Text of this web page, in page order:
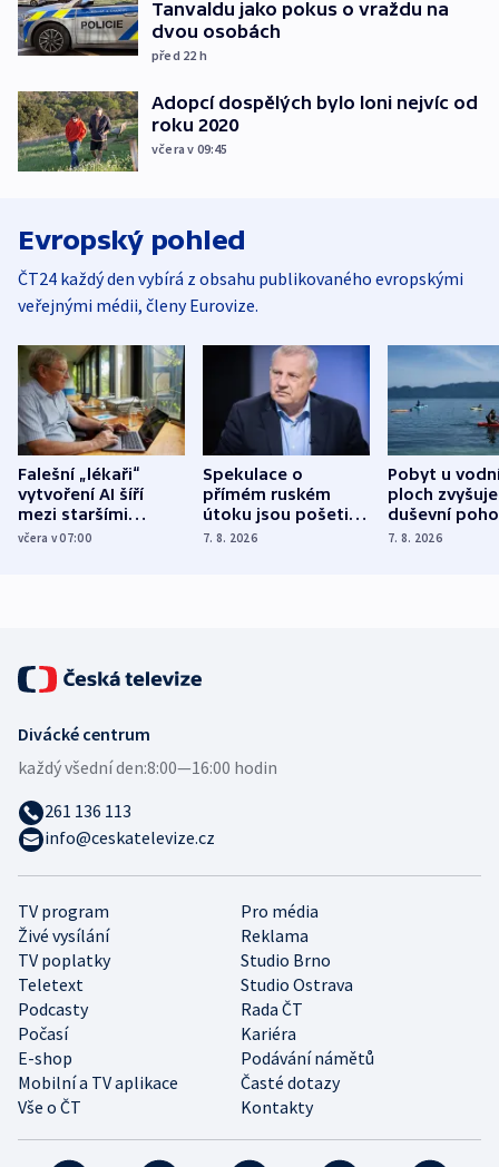
Tanvaldu jako pokus o vraždu na
dvou osobách
před 22 h
Adopcí dospělých bylo loni nejvíc od
roku 2020
včera v 09:45
Evropský pohled
ČT24 každý den vybírá z obsahu publikovaného evropskými
veřejnými médii, členy Eurovize.
Falešní „lékaři“
vytvoření AI šíří
mezi staršími
Poláky nebezpečné
včera v 07:00
Spekulace o
přímém ruském
útoku jsou pošetilé,
míní estonský
7. 8. 2026
Pobyt u
ploch zvyšuje
duševní
ukázala
7. 8. 2026
TV program
Pro média
Živé vysílání
Reklama
TV poplatky
Studio Brno
Teletext
Studio Ostrava
Podcasty
Rada ČT
Počasí
Kariéra
E-shop
Podávání námětů
Mobilní a TV aplikace
Časté dotazy
Vše o ČT
Kontakty
Divácké centrum
každý všední den:8:00—16:00 hodin
261 136 113
info@ceskatelevize.cz